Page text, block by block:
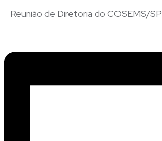
Reunião de Diretoria do COSEMS/SP